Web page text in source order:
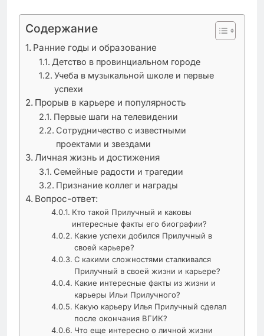
Содержание
Ранние годы и образование
Детство в провинциальном городе
Учеба в музыкальной школе и первые
успехи
Прорыв в карьере и популярность
Первые шаги на телевидении
Сотрудничество с известными
проектами и звездами
Личная жизнь и достижения
Семейные радости и трагедии
Признание коллег и награды
Вопрос-ответ:
Кто такой Прилучный и каковы
интересные факты его биографии?
Какие успехи добился Прилучный в
своей карьере?
С какими сложностями сталкивался
Прилучный в своей жизни и карьере?
Какие интересные факты из жизни и
карьеры Ильи Прилучного?
Какую карьеру Илья Прилучный сделал
после окончания ВГИК?
Что еще интересно о личной жизни